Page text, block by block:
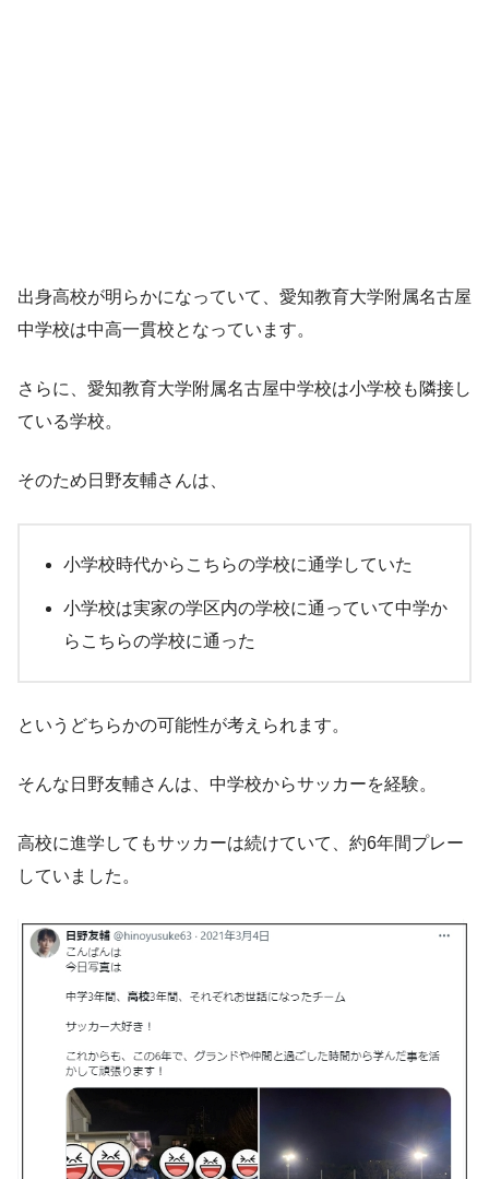
出身高校が明らかになっていて、愛知教育大学附属名古屋
中学校は中高一貫校となっています。
さらに、愛知教育大学附属名古屋中学校は小学校も隣接し
ている学校。
そのため日野友輔さんは、
小学校時代からこちらの学校に通学していた
小学校は実家の学区内の学校に通っていて中学か
らこちらの学校に通った
というどちらかの可能性が考えられます。
そんな日野友輔さんは、中学校からサッカーを経験。
高校に進学してもサッカーは続けていて、約6年間プレー
していました。